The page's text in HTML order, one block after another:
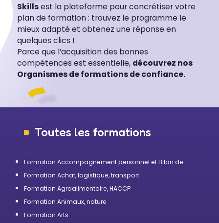
Skillsest la plateforme pour concrétiser votre
plan de formation : trouvez le programme le
mieux adapté et obtenez une réponse en
quelques clics !
Parce que l’acquisition des bonnes
compétences est essentielle, découvrez nos
Organismes de formations de confiance.
Toutes les formations
Formation Accompagnement personnel et Bilan de
Formation Achat, logistique, transport
Formation Agroalimentaire, HACCP
Formation Animaux, nature
Formation Arts